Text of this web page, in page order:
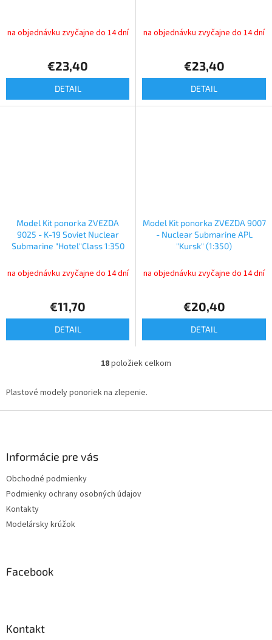
na objednávku zvyčajne do 14 dní
€23,40
DETAIL
na objednávku zvyčajne do 14 dní
€23,40
DETAIL
Model Kit ponorka ZVEZDA
9025 - K-19 Soviet Nuclear
Submarine "Hotel"Class 1:350
na objednávku zvyčajne do 14 dní
€11,70
DETAIL
Model Kit ponorka ZVEZDA 9007
- Nuclear Submarine APL
"Kursk" (1:350)
na objednávku zvyčajne do 14 dní
€20,40
DETAIL
O
l
d
v
18položiek celkom
Plastové modely ponoriek na zlepenie.
Informácie pre vás
Obchodné podmienky
Podmienky ochrany osobných údajov
Kontakty
Modelársky krúžok
Facebook
Kontakt